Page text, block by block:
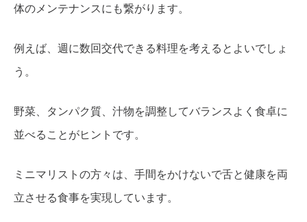
体のメンテナンスにも繋がります。
例えば、週に数回交代できる料理を考えるとよいでしょ
う。
野菜、タンパク質、汁物を調整してバランスよく食卓に
並べることがヒントです。
ミニマリストの方々は、手間をかけないで舌と健康を両
立させる食事を実現しています。